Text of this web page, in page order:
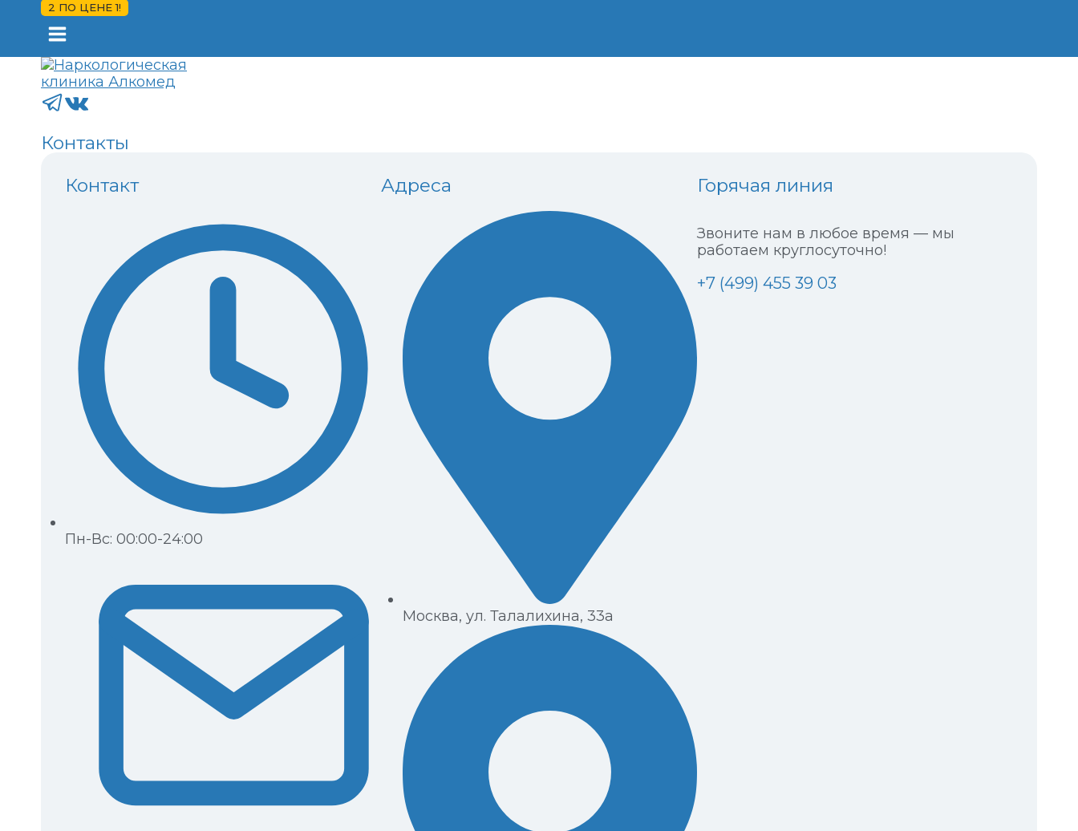
2 ПО ЦЕНЕ 1!
Контакты
Контакт
Пн-Вс: 00:00-24:00
Адреса
Москва, ул. Талалихина, 33а
Горячая линия
Звоните нам в любое время — мы
работаем круглосуточно!
+7 (499) 455 39 03